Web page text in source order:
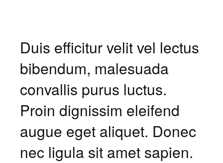
Duis efficitur velit vel lectus
bibendum, malesuada
convallis purus luctus.
Proin dignissim eleifend
augue eget aliquet. Donec
nec ligula sit amet sapien.